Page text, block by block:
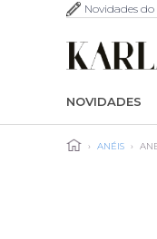
Novidades
NOVIDADES
› ANÉIS ›